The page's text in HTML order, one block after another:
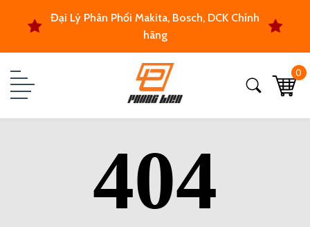
Đại Lý Phân Phối Makita, Bosch, DCK Chính
hãng
0
404